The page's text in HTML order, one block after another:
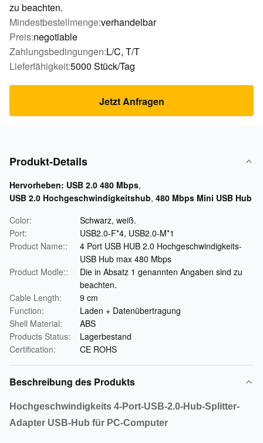
zu beachten.
Mindestbestellmenge:verhandelbar
Preis:negotiable
Zahlungsbedingungen:L/C, T/T
Lieferfähigkeit:5000 Stück/Tag
Jetzt Anfragen
Produkt-Details
Hervorheben: USB 2.0 480 Mbps,
USB 2.0 Hochgeschwindigkeitshub, 480 Mbps Mini USB Hub
Color:
Schwarz, weiß.
Port:
USB2.0-F*4, USB2.0-M*1
Product Name::
4 Port USB HUB 2.0 Hochgeschwindigkeits-
USB Hub max 480 Mbps
Product Modle::
Die in Absatz 1 genannten Angaben sind zu
beachten.
Cable Length:
9 cm
Function:
Laden + Datenübertragung
Shell Material:
ABS
Products Status:
Lagerbestand
Certification:
CE ROHS
Beschreibung des Produkts
Hochgeschwindigkeits 4-Port-USB-2.0-Hub-Splitter-
Adapter USB-Hub für PC-Computer